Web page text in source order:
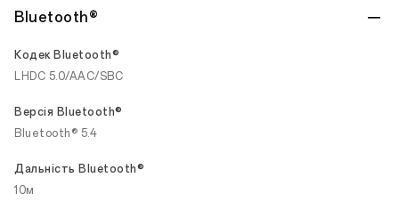
Bluetooth®
Кодек Bluetooth®
LHDC 5.0/AAC/SBC
Версія Bluetooth®
Bluetooth® 5.4
Дальність Bluetooth®
10м